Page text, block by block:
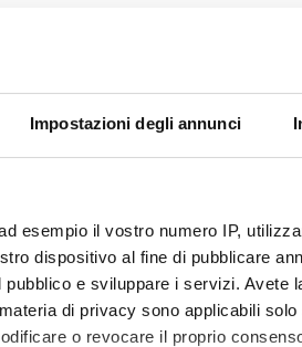
Impostazioni degli annunci
esempio il vostro numero IP,
dispositivo al fine di pubblicare
e sviluppare i servizi. Avete
di privacy sono applicabili solo
o revocare il proprio